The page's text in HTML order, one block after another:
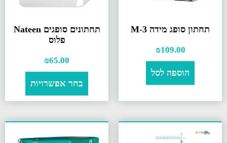
תחתון סופג מידה M-3
₪109.00
הוספה לסל
תחתונים סופגים Nateen
פלוס
₪65.00
בחר אפשרויות